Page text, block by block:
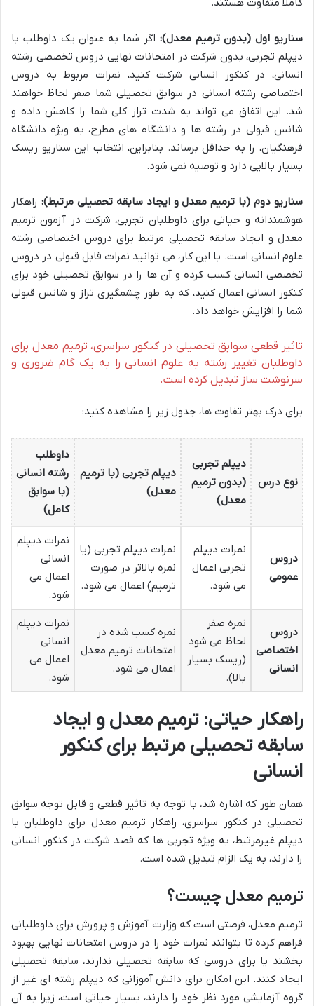
سناریو اول (بدون ترمیم معدل): اگر شما به عنوان یک داوطلب با
دیپلم تجربی، بدون شرکت در امتحانات نهایی دروس تخصصی رشته
انسانی، در کنکور انسانی شرکت کنید، نمرات مربوط به دروس
اختصاصی رشته انسانی در سوابق تحصیلی شما صفر لحاظ خواهند
شد. این اتفاق می تواند به شدت تراز کلی شما را کاهش داده و
شانس قبولی در رشته ها و دانشگاه های مطرح، به ویژه دانشگاه
فرهنگیان، را به حداقل برساند. بنابراین، انتخاب این سناریو ریسک
بسیار بالایی دارد و توصیه نمی شود.
سناریو دوم (با ترمیم معدل و ایجاد سابقه تحصیلی مرتبط): راهکار
هوشمندانه و حیاتی برای داوطلبان تجربی، شرکت در آزمون ترمیم
معدل و ایجاد سابقه تحصیلی مرتبط برای دروس اختصاصی رشته
علوم انسانی است. با این کار، می توانید نمرات قابل قبولی در دروس
تخصصی انسانی کسب کرده و آن ها را در سوابق تحصیلی خود برای
کنکور انسانی اعمال کنید، که به طور چشمگیری تراز و شانس قبولی
شما را افزایش خواهد داد.
تاثیر قطعی سوابق تحصیلی در کنکور سراسری، ترمیم معدل برای
داوطلبان تغییر رشته به علوم انسانی را به یک گام ضروری و
سرنوشت ساز تبدیل کرده است.
برای درک بهتر تفاوت ها، جدول زیر را مشاهده کنید:
نوع درس
دیپلم تجربی
(بدون ترمیم
معدل)
دیپلم تجربی (با ترمیم
معدل)
داوطلب
رشته انسانی
(با سوابق
کامل)
دروس
عمومی
نمرات دیپلم
تجربی اعمال
می شود.
نمرات دیپلم تجربی (یا
نمره بالاتر در صورت
ترمیم) اعمال می شود.
نمرات دیپلم
انسانی
اعمال می
شود.
دروس
اختصاصی
انسانی
نمره صفر
لحاظ می شود
(ریسک بسیار
بالا).
نمره کسب شده در
امتحانات ترمیم معدل
اعمال می شود.
نمرات دیپلم
انسانی
اعمال می
شود.
راهکار حیاتی: ترمیم معدل و ایجاد
سابقه تحصیلی مرتبط برای کنکور
انسانی
همان طور که اشاره شد، با توجه به تاثیر قطعی و قابل توجه سوابق
تحصیلی در کنکور سراسری، راهکار ترمیم معدل برای داوطلبان با
دیپلم غیرمرتبط، به ویژه تجربی ها که قصد شرکت در کنکور انسانی
را دارند، به یک الزام تبدیل شده است.
ترمیم معدل چیست؟
ترمیم معدل، فرصتی است که وزارت آموزش و پرورش برای داوطلبانی
فراهم کرده تا بتوانند نمرات خود را در دروس امتحانات نهایی بهبود
بخشند یا برای دروسی که سابقه تحصیلی ندارند، سابقه تحصیلی
ایجاد کنند. این امکان برای دانش آموزانی که دیپلم رشته ای غیر از
گروه آزمایشی مورد نظر خود را دارند، بسیار حیاتی است، زیرا به آن